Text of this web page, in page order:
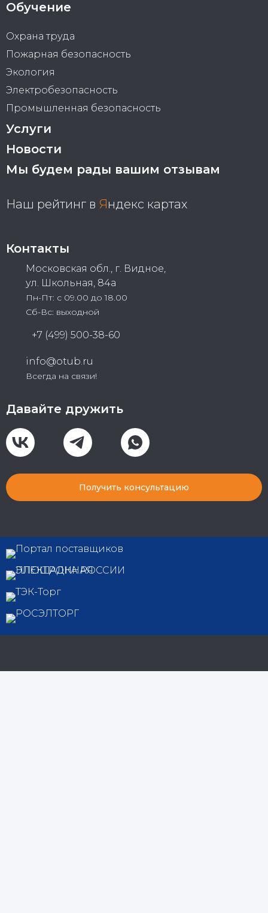
Обучение
Охрана труда
Пожарная безопасность
Экология
Электробезопасность
Промышленная безопасность
Услуги
Новости
Мы будем рады вашим отзывам
Наш рейтинг в Яндекс картах
Контакты
Московская обл., г. Видное,
ул. Школьная, 84а
Пн-Пт: с 09.00 до 18.00
Сб-Вс: выходной
+7 (499) 500-38-60
info@otub.ru
Всегда на связи!
Давайте дружить
Получить консультацию